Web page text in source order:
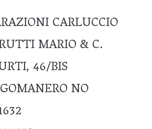
CARLUCCIO
MARIO & C.
46/BIS
NO